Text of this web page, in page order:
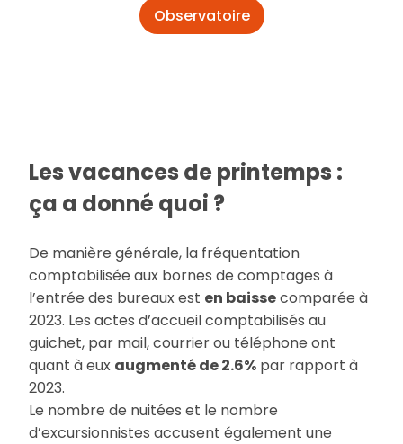
Observatoire
Les vacances de printemps :
ça a donné quoi ?
De manière générale, la fréquentation
comptabilisée aux bornes de comptages à
l’entrée des bureaux est en baissecomparée à
2023. Les actes d’accueil comptabilisés au
guichet, par mail, courrier ou téléphone ont
quant à eux augmenté de 2.6% par rapport à
2023.
Le nombre de nuitées et le nombre
d’excursionnistes accusent également une